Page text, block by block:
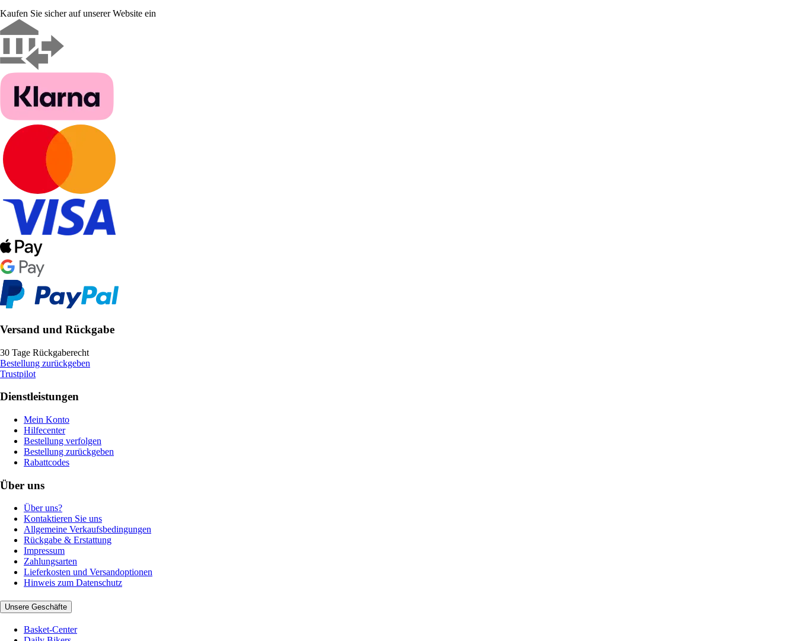
Kaufen Sie sicher auf unserer Website ein
Versand und Rückgabe
30 Tage Rückgaberecht
Bestellung zurückgeben
Trustpilot
Dienstleistungen
Mein Konto
Hilfecenter
Bestellung verfolgen
Bestellung zurückgeben
Rabattcodes
Über uns
Über uns?
Kontaktieren Sie uns
Allgemeine Verkaufsbedingungen
Rückgabe & Erstattung
Impressum
Zahlungsarten
Lieferkosten und Versandoptionen
Hinweis zum Datenschutz
Unsere Geschäfte
Basket-Center